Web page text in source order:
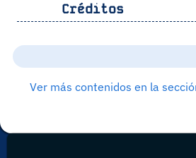
Créditos
Ver más contenidos en la